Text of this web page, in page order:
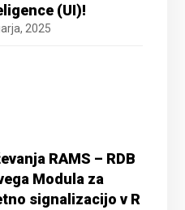
(UI)!
2025
RAMS – RDB
Modula za
signalizacijo v R